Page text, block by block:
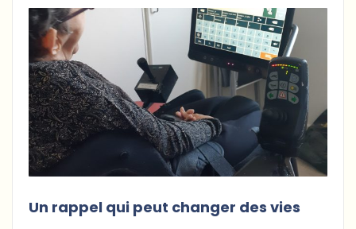
Un rappel qui peut changer des vies